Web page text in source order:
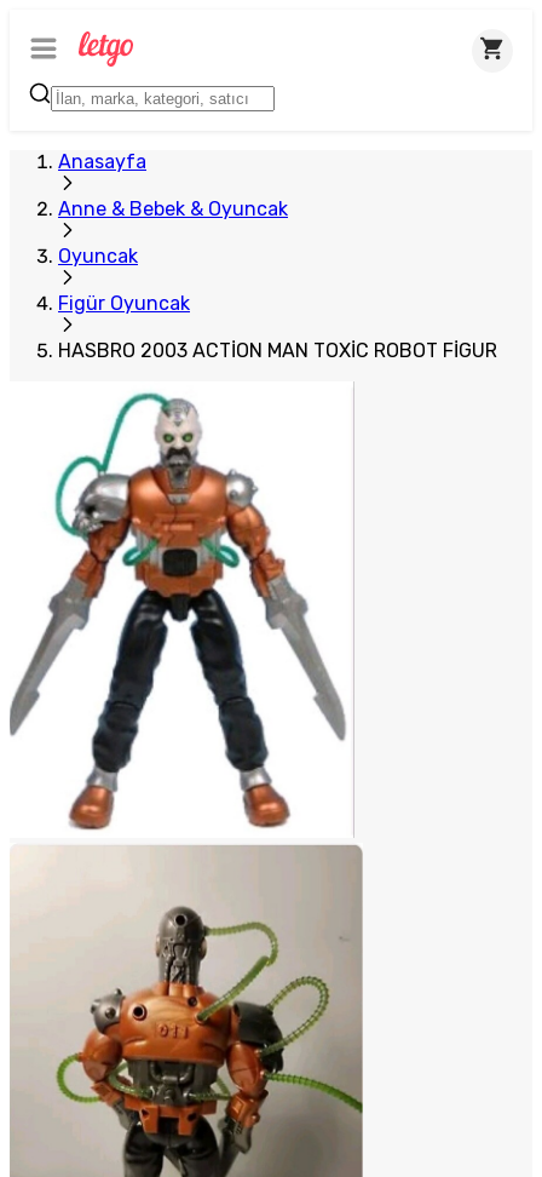
Anasayfa
Anne & Bebek & Oyuncak
Oyuncak
Figür Oyuncak
HASBRO 2003 ACTİON MAN TOXİC ROBOT FİGUR